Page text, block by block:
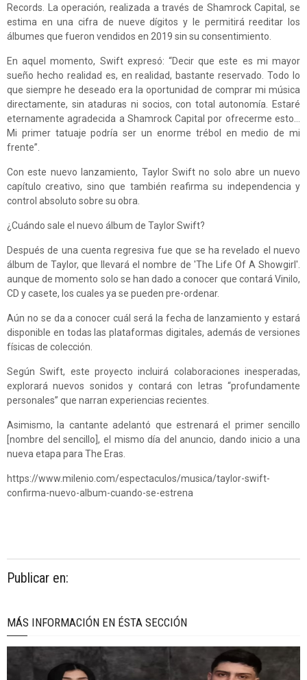
Records. La operación, realizada a través de Shamrock Capital, se
estima en una cifra de nueve dígitos y le permitirá reeditar los
álbumes que fueron vendidos en 2019 sin su consentimiento.
En aquel momento, Swift expresó: “Decir que este es mi mayor
sueño hecho realidad es, en realidad, bastante reservado. Todo lo
que siempre he deseado era la oportunidad de comprar mi música
directamente, sin ataduras ni socios, con total autonomía. Estaré
eternamente agradecida a Shamrock Capital por ofrecerme esto…
Mi primer tatuaje podría ser un enorme trébol en medio de mi
frente”.
Con este nuevo lanzamiento, Taylor Swift no solo abre un nuevo
capítulo creativo, sino que también reafirma su independencia y
control absoluto sobre su obra.
¿Cuándo sale el nuevo álbum de Taylor Swift?
Después de una cuenta regresiva fue que se ha revelado el nuevo
álbum de Taylor, que llevará el nombre de 'The Life Of A Showgirl'.
aunque de momento solo se han dado a conocer que contará Vinilo,
CD y casete, los cuales ya se pueden pre-ordenar.
Aún no se da a conocer cuál será la fecha de lanzamiento y estará
disponible en todas las plataformas digitales, además de versiones
físicas de colección.
Según Swift, este proyecto incluirá colaboraciones inesperadas,
explorará nuevos sonidos y contará con letras “profundamente
personales” que narran experiencias recientes.
Asimismo, la cantante adelantó que estrenará el primer sencillo
[nombre del sencillo], el mismo día del anuncio, dando inicio a una
nueva etapa para The Eras.
https://www.milenio.com/espectaculos/musica/taylor-swift-
confirma-nuevo-album-cuando-se-estrena
Publicar en:
MÁS INFORMACIÓN EN ÉSTA SECCIÓN